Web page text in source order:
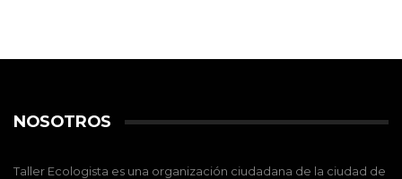
NOSOTROS
Taller Ecologista es una organización ciudadana de la ciudad de